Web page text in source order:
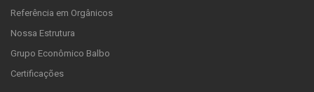
Referência em Orgânicos
Nossa Estrutura
Grupo Econômico Balbo
Certificações